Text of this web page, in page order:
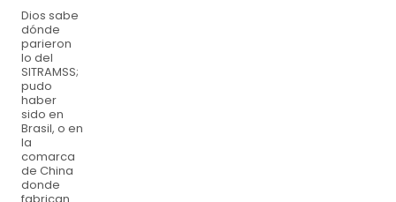
Dios sabe
dónde
parieron
lo del
SITRAMSS;
pudo
haber
sido en
Brasil, o en
la
comarca
de China
donde